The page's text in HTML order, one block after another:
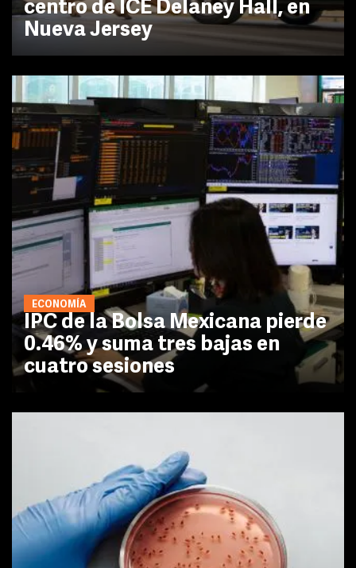
centro de ICE Delaney Hall, en
Nueva Jersey
ECONOMÍA
IPC de la Bolsa Mexicana pierde
0.46% y suma tres bajas en
cuatro sesiones